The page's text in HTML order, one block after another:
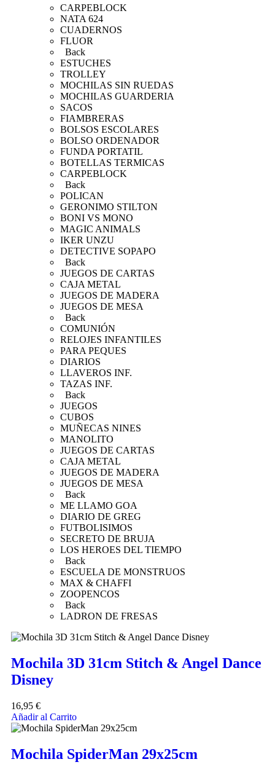
CARPEBLOCK
NATA 624
CUADERNOS
FLUOR
Back
ESTUCHES
TROLLEY
MOCHILAS SIN RUEDAS
MOCHILAS GUARDERIA
SACOS
FIAMBRERAS
BOLSOS ESCOLARES
BOLSO ORDENADOR
FUNDA PORTATIL
BOTELLAS TERMICAS
CARPEBLOCK
Back
POLICAN
GERONIMO STILTON
BONI VS MONO
MAGIC ANIMALS
IKER UNZU
DETECTIVE SOPAPO
Back
JUEGOS DE CARTAS
CAJA METAL
JUEGOS DE MADERA
JUEGOS DE MESA
Back
COMUNIÓN
RELOJES INFANTILES
PARA PEQUES
DIARIOS
LLAVEROS INF.
TAZAS INF.
Back
JUEGOS
CUBOS
MUÑECAS NINES
MANOLITO
JUEGOS DE CARTAS
CAJA METAL
JUEGOS DE MADERA
JUEGOS DE MESA
Back
ME LLAMO GOA
DIARIO DE GREG
FUTBOLISIMOS
SECRETO DE BRUJA
LOS HEROES DEL TIEMPO
Back
ESCUELA DE MONSTRUOS
MAX & CHAFFI
ZOOPENCOS
Back
LADRON DE FRESAS
Mochila 3D 31cm Stitch & Angel Dance
Disney
16,95 €
Añadir al Carrito
Mochila SpiderMan 29x25cm